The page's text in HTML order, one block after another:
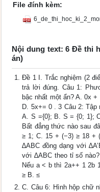
File đính kèm:
Nội dung text: 6 Đề thi
án)
Đề 1 I. Trắc nghiệm (2
trả lời đúng. Câu 1:
bậc nhất một ẩn? A. 0x
D. 5x+= 0 . 3 Câu 2:
A. S ={0}; B. S = {0; 1};
Bất đẳng thức nào sau
≥ 1; C. 15 + (−3) ≥ 18 +
∆ABC đồng dạng với
với ∆ABC theo tỉ số
Nếu a < b thì 2a++ 1 2b
≥ B. ≤
C. Câu 6: Hình hộp chữ